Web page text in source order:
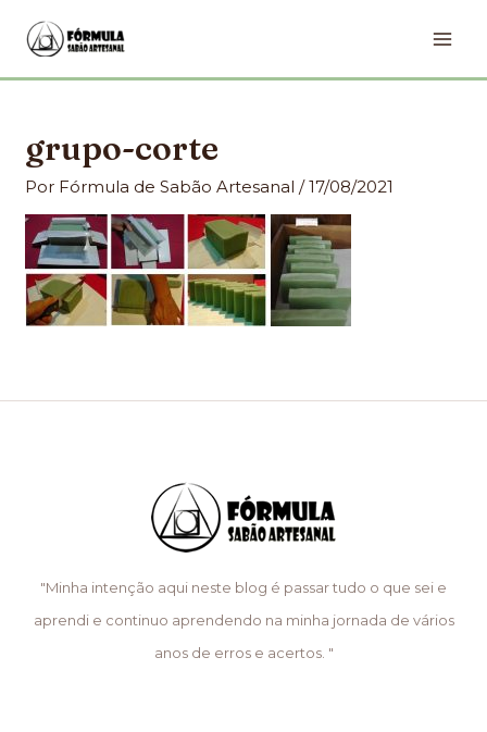
para
o
grupo-corte
Por Fórmula de Sabão Artesanal/17/08/2021
"Minha intenção aqui neste blog é passar tudo o que sei e
aprendi e continuo aprendendo na minha jornada de vários
anos de erros e acertos. "